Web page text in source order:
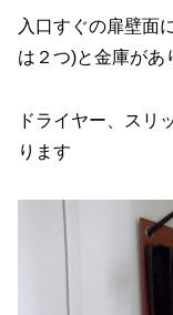
入口すぐの扉壁面
は２つ)と金庫があ
ドライヤー、スリ
ります